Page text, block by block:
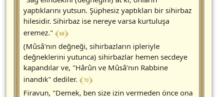
yaptıklarını yutsun. Şüphesiz yaptıkları bir sihirbaz
hilesidir. Sihirbaz ise nereye varsa kurtuluşa
eremez." ﴾ 69 ﴿
(Mûsâ'nın değneği, sihirbazların ipleriyle
değneklerini yutunca) sihirbazlar hemen secdeye
kapandılar ve, "Hârûn ve Mûsâ'nın Rabbine
inandık" dediler. ﴾ 70 ﴿
Firavun, "Demek, ben size izin vermeden önce ona